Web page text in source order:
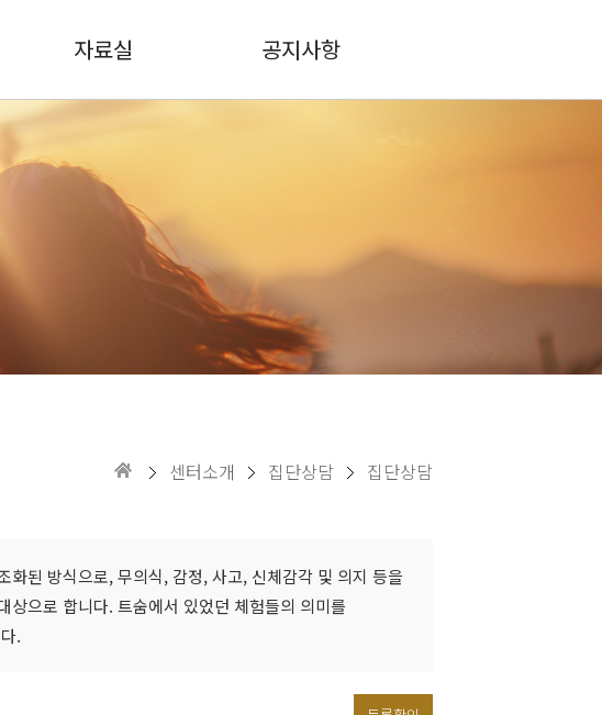
자료실 공지사항
센터소개 집단상담 집단상담
된 방식으로, 무의식, 감정, 사고, 신체감각 및 의지 등을
으로 합니다. 트숨에서 있었던 체험들의 의미를
.